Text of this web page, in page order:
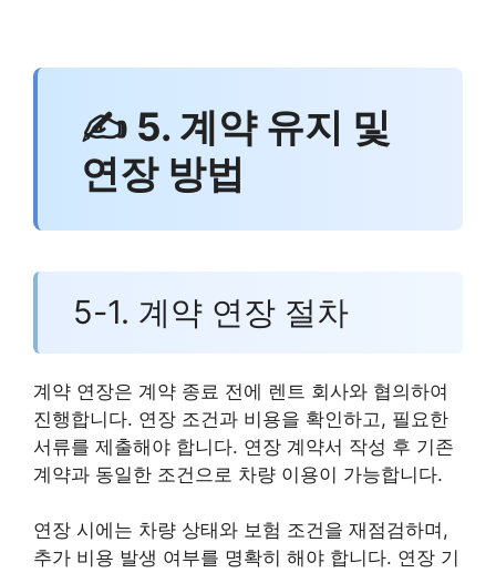
✍ 5. 계약 유지 및
연장 방법
5-1. 계약 연장 절차
계약 연장은 계약 종료 전에 렌트 회사와 협의하여
진행합니다. 연장 조건과 비용을 확인하고, 필요한
서류를 제출해야 합니다. 연장 계약서 작성 후 기존
계약과 동일한 조건으로 차량 이용이 가능합니다.
연장 시에는 차량 상태와 보험 조건을 재점검하며,
추가 비용 발생 여부를 명확히 해야 합니다. 연장 기